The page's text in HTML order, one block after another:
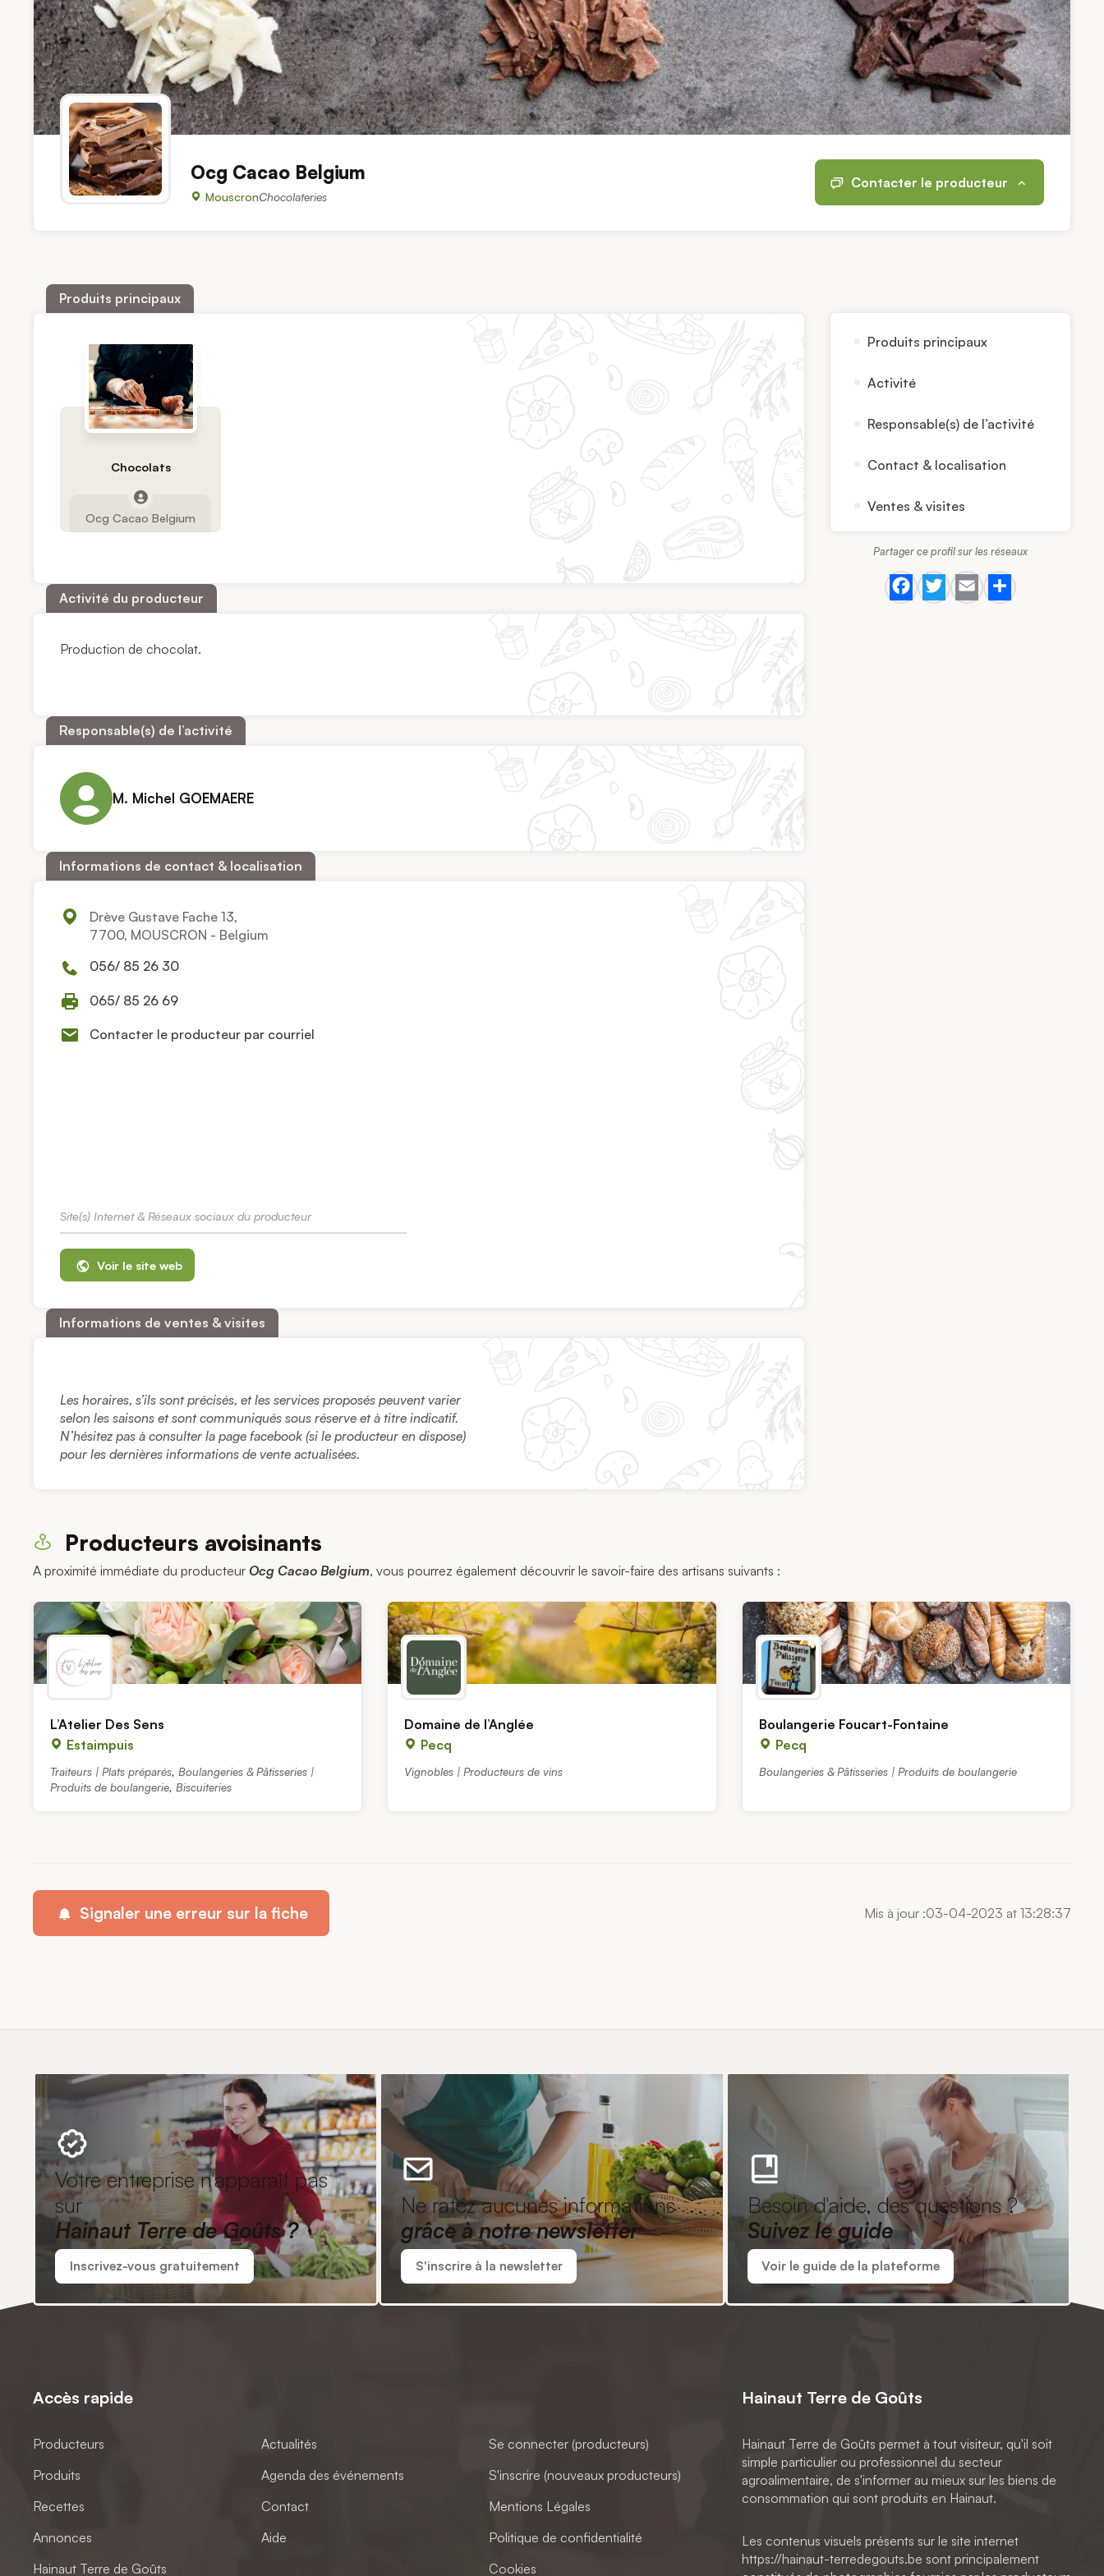
Ocg Cacao Belgium
MouscronChocolateries
Contacter le producteur
Produits principaux
Chocolats
Ocg Cacao Belgium
Activité du producteur
Production de chocolat.
Responsable(s) de l’activité
M. Michel GOEMAERE
Informations de contact & localisation
Drève Gustave Fache 13,
7700, MOUSCRON - Belgium
056/ 85 26 30
065/ 85 26 69
Contacter le producteur par courriel
Site(s) Internet & Réseaux sociaux du producteur
Voir le site web
Informations de ventes & visites
Les horaires, s’ils sont précisés, et les services proposés peuvent varier
selon les saisons et sont communiqués sous réserve et à titre indicatif.
N’hésitez pas à consulter la page facebook (si le producteur en dispose)
pour les dernières informations de vente actualisées.
Produits principaux
Activité
Responsable(s) de l’activité
Contact & localisation
Ventes & visites
Partager ce profil sur les réseaux
Facebook
Twitter
EmailShare
Producteurs avoisinants
A proximité immédiate du producteur Ocg Cacao Belgium, vous pourrez également découvrir le savoir-faire des artisans suivants :
L’Atelier Des Sens
Estaimpuis
Traiteurs | Plats préparés,Boulangeries & Pâtisseries |
Produits de boulangerie,Biscuiteries
Domaine de l’Anglée
Pecq
Vignobles | Producteurs de vins
Boulangerie Foucart-Fontaine
Pecq
Boulangeries & Pâtisseries | Produits de boulangerie
Signaler une erreur sur la fiche Mis à jour :03-04-2023 at 13:28:37
Votre entreprise n'apparaît pas
sur
Hainaut Terre de Goûts ?
Inscrivez-vous gratuitement
Ne ratez aucunes informations
grâce à notre newsletter
S'inscrire à la newsletter
Besoin d'aide, des questions ?
Suivez le guide
Voir le guide de la plateforme
Accès rapide
Producteurs
Produits
Recettes
Annonces
Hainaut Terre de Goûts
Actualités
Agenda des événements
Contact
Aide
Se connecter (producteurs)
S'inscrire (nouveaux producteurs)
Mentions Légales
Politique de confidentialité
Cookies
Hainaut Terre de Goûts
Hainaut Terre de Goûts permet à tout visiteur, qu'il soit
simple particulier ou professionnel du secteur
agroalimentaire, de s'informer au mieux sur les biens de
consommation qui sont produits en Hainaut.
Les contenus visuels présents sur le site internet
https://hainaut-terredegouts.be sont principalement